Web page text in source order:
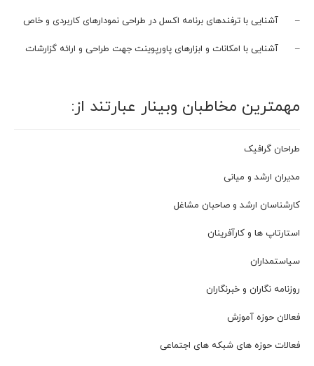
– آشنایی با ترفندهای برنامه اکسل در طراحی نمودارهای کاربردی و خاص
– آشنایی با امکانات و ابزارهای پاورپوینت جهت طراحی و ارائه گزارشات
مهمترين مخاطبان وبینار عبارتند از:
طراحان گرافیک
مدیران ارشد و ميانی
كارشناسان ارشد و صاحبان مشاغل
استارتاپ ها و کارآفرینان
سیاستمداران
روزنامه نگاران و خبرنگاران
فعالان حوزه آموزش
فعالات حوزه های شبکه های اجتماعی